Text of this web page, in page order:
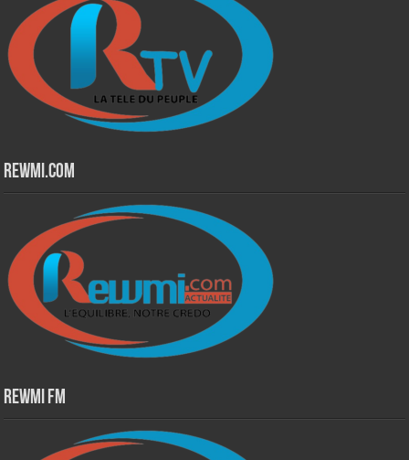
Rewmi.Com
Rewmi Fm